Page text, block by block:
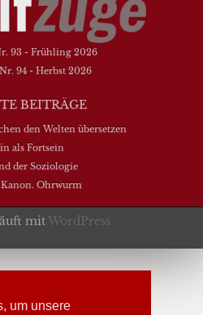
um unsere
93 - Frühling 2026
94 - Herbst 2026
BEITRÄGE
den Welten übersetzen
als Fortsein
der Soziologie
Ohrwurm
mitWordPress